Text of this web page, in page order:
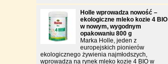
Holle wprowadza nowość –
ekologiczne mleko kozie 4 BIO
w nowym, wygodnym
opakowaniu 800 g
Marka Holle, jeden z
europejskich pionierów
ekologicznego żywienia najmłodszych,
wprowadza na rynek mleko kozie 4 BIO w